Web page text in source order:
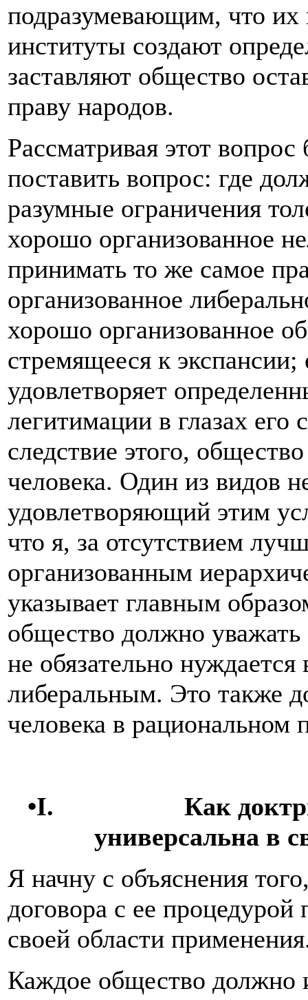
подразумевающим, что их
институты создают
заставляют общество
праву народов.
Рассматривая этот
поставить вопрос: где
разумные ограничения
хорошо организованное
принимать то же самое
организованное
хорошо организованное
стремящееся к экспансии;
удовлетворяет
легитимации в глазах
следствие этого,
человека. Один из видов
удовлетворяющий этим
что я, за отсутствием
организованным
указывает главным
общество должно
не обязательно
либеральным. Это также
человека в рациональном
•I. Как
универсальна в
Я начну с объяснения
договора с ее процедурой
своей области
Каждое общество должно